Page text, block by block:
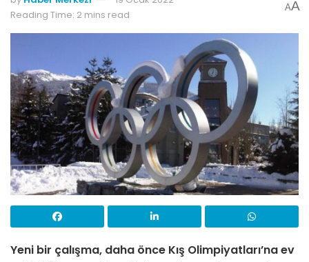
Reading Time: 2 mins read
AA
Yeni bir çalışma, daha önce Kış Olimpiyatları’na ev